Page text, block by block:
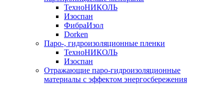
ТехноНИКОЛЬ
Изоспан
ФибраИзол
Dorken
Паро-, гидроизоляционные пленки
ТехноНИКОЛЬ
Изоспан
Отражающие паро-гидроизоляционные
материалы с эффектом энергосбережения